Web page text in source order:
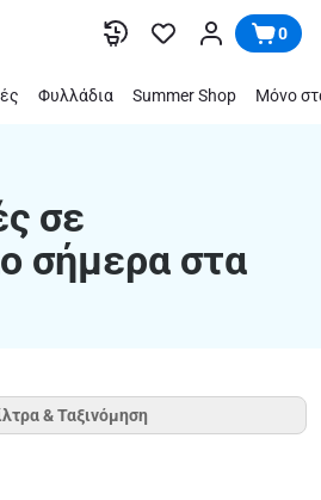
0
Φυλλάδια Summer Shop Μόνο
σε
σήμερα στα
& Ταξινόμηση